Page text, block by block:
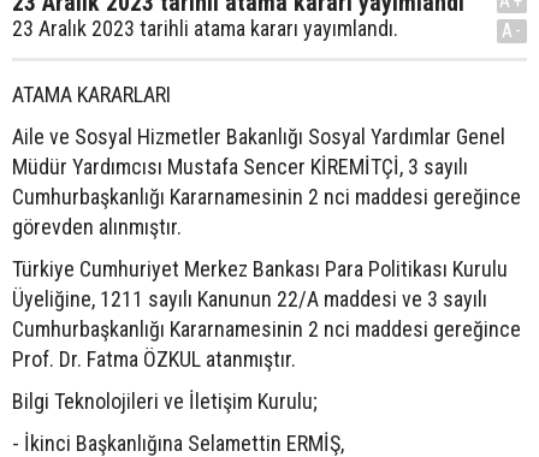
23 Aralık 2023 tarihli atama kararı yayımlandı.
A-
ATAMA KARARLARI
Aile ve Sosyal Hizmetler Bakanlığı Sosyal Yardımlar Genel
Müdür Yardımcısı Mustafa Sencer KİREMİTÇİ, 3 sayılı
Cumhurbaşkanlığı Kararnamesinin 2 nci maddesi gereğince
görevden alınmıştır.
Türkiye Cumhuriyet Merkez Bankası Para Politikası Kurulu
Üyeliğine, 1211 sayılı Kanunun 22/A maddesi ve 3 sayılı
Cumhurbaşkanlığı Kararnamesinin 2 nci maddesi gereğince
Prof. Dr. Fatma ÖZKUL atanmıştır.
Bilgi Teknolojileri ve İletişim Kurulu;
- İkinci Başkanlığına Selamettin ERMİŞ,